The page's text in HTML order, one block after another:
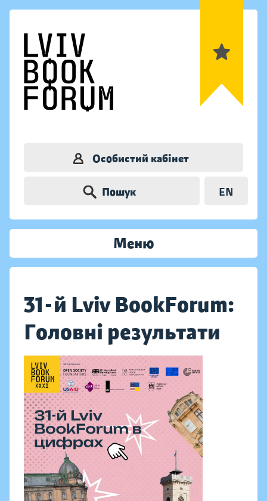
Особистий кабінет
Пошук EN
Меню
31-й Lviv BookForum:
Головні результати